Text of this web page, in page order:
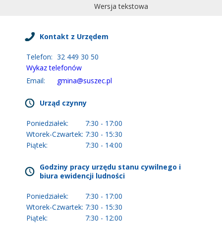
Wersja tekstowa
Kontakt z Urzędem
Telefon: 32 449 30 50
Wykaz telefonów
Email:
gmina@suszec.pl
Urząd czynny
Poniedziałek:
7:30 - 17:00
Wtorek-Czwartek: 7:30 - 15:30
Piątek:
7:30 - 14:00
Godziny pracy urzędu stanu cywilnego i
biura ewidencji ludności
Poniedziałek:
7:30 - 17:00
Wtorek-Czwartek: 7:30 - 15:30
Piątek:
7:30 - 12:00